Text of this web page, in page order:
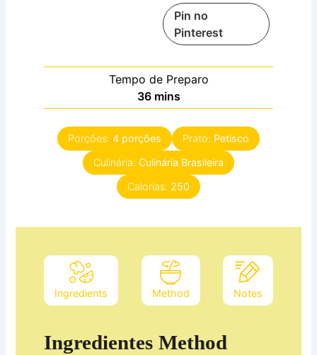
Pin no
Pinterest
Tempo de Preparo
36minutes
mins
Porções: 4 porções Prato: Petisco
Culinária: Culinária Brasileira
Calorias: 250
Ingredients Method Notes
Ingredientes Method